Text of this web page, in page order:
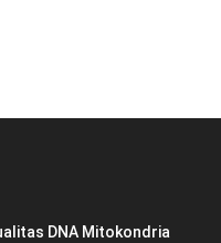
DNA Mitokondria